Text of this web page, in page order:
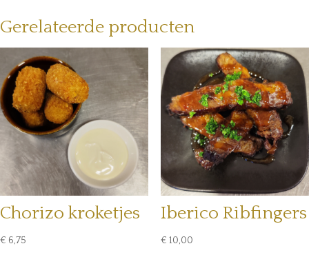
Gerelateerde producten
Chorizo kroketjes
€ 6,75
Iberico Ribfingers
€ 10,00